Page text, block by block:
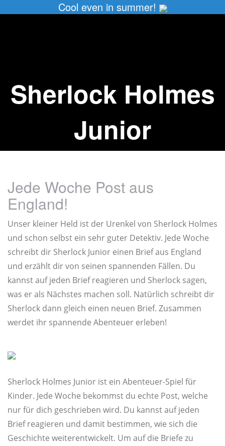
Cool even in summer!
Sherlock Holmes
Junior
Jede Woche Post aus
England!
Unser kleiner Held ist der Urenkel von Sherlock Holmes
und schon selbst ein sehr guter Detektiv. Jede Woche
schreibt dir Sherlock Junior einen Brief aus England
und erzählt dir von seinen spannenden Fällen. Du
kannst auf jeden Brief reagieren und Sherlock sagen,
was er als Nächstes machen soll. Natürlich schreibt dir
Sherlock dann gleich einen neuen Brief. Zusammen
werdet ihr spannende Abenteuer erleben!
Sherlock Holmes Junior ist ein Abenteuer-Spiel für
Kinder. Jede Woche bekommst du echte Post, welche
nur für dich geschrieben wird. Du kannst auf jeden
Brief reagieren und damit bestimmen, wie sich die
Geschichte weiterentwickelt. Um auf die Briefe zu